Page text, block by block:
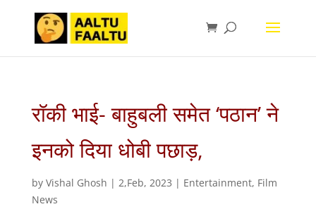
रॉकी भाई- बाहुबली समेत ‘पठान’ ने
इनको दिया धोबी पछाड़,
by Vishal Ghosh | 2,Feb, 2023 | Entertainment, Film
News